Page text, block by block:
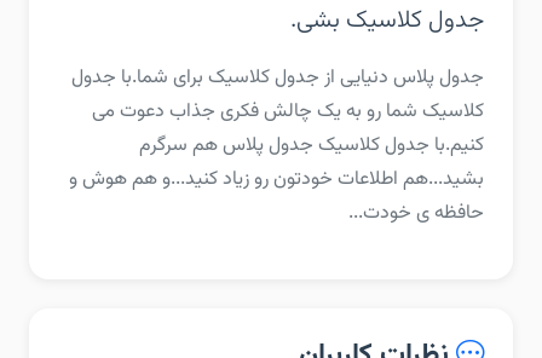
جدول کلاسیک بشی.
‏‏جدول پلاس دنیایی از جدول کلاسیک برای شما.‏با جدول
کلاسیک شما رو به یک چالش فکری جذاب دعوت می
کنیم.‏با جدول کلاسیک جدول پلاس هم سرگرم
بشید...‏هم اطلاعات خودتون رو زیاد کنید...‏و هم هوش و
حافظه ی خودت...